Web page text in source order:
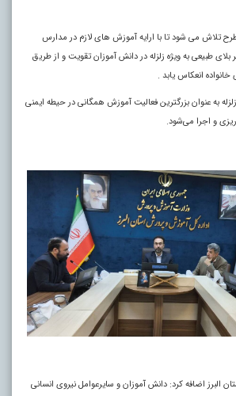
تلاش می شود تا با ارایه آموزش های لازم در مدارس
طبیعی به ویژه زلزله در دانش آموزان تقویت و از طریق
انعکاس یابد .
به عنوان بزرگترین فعالیت آموزش همگانی در حیطه ایمنی
ریزی و اجرا می‌شود.
البرز اضافه کرد: دانش آموزان و سایرعوامل نیروی انسانی